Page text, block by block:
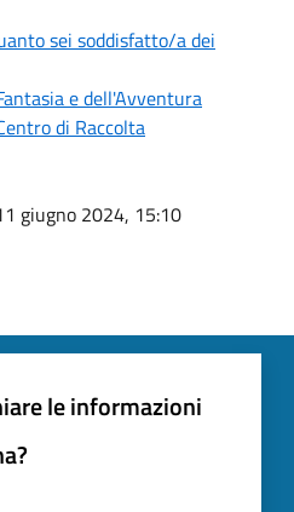
sei soddisfatto/a dei
e dell'Avventura
di Raccolta
giugno 2024, 15:10
le informazioni